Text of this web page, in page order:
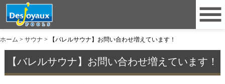
ホーム > サウナ > 【バレルサウナ】お問い合わせ増えています！
【バレルサウナ】お問い合わせ増えています！